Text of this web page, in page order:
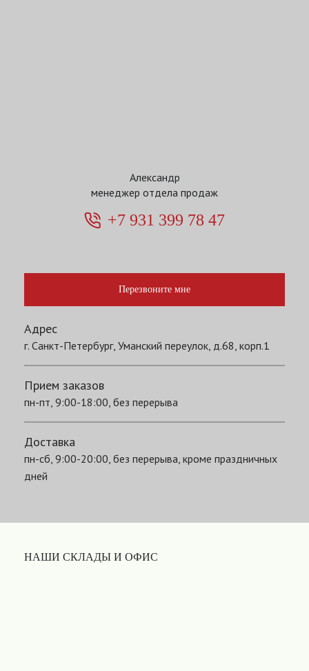
Александр
менеджер отдела продаж
+7 931 399 78 47
Перезвоните мне
Адрес
г. Санкт-Петербург, Уманский переулок, д.68, корп.1
Прием заказов
пн-пт, 9:00-18:00, без перерыва
Доставка
пн-сб, 9:00-20:00, без перерыва, кроме праздничных
дней
НАШИ СКЛАДЫ И ОФИС